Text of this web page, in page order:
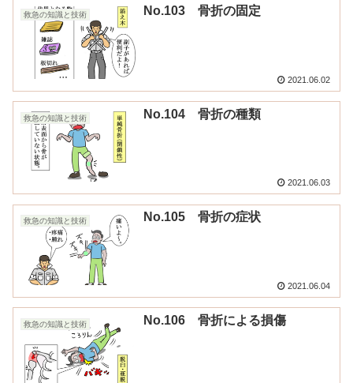
救急の知識と技術 No.103 骨折の固定
2021.06.02
救急の知識と技術 No.104 骨折の種類
2021.06.03
救急の知識と技術 No.105 骨折の症状
2021.06.04
救急の知識と技術 No.106 骨折による損傷